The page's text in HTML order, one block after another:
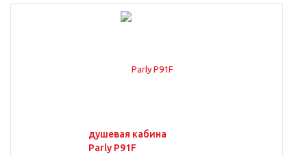
душевая кабина
Parly P91F